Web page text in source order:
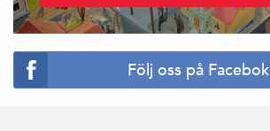
Följ oss på Facebok